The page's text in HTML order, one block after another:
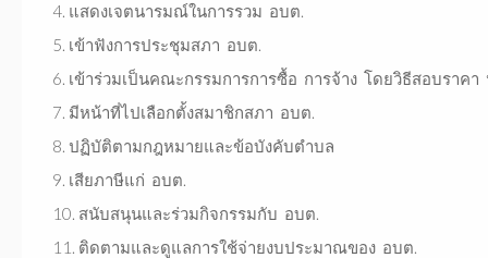
4. แสดงเจตนารมณ์ในการรวม อบต.
5. เข้าฟังการประชุมสภา อบต.
6. เข้าร่วมเป็นคณะกรรมการการซื้อ การจ้าง โดยวิธีสอบรา
7. มีหน้าที่ไปเลือกตั้งสมาชิกสภา อบต.
8. ปฏิบัติตามกฎหมายและข้อบังคับตำบล
9. เสียภาษีแก่ อบต.
10. สนับสนุนและร่วมกิจกรรมกับ อบต.
11. ติดตามและดูแลการใช้จ่ายงบประมาณของ อบต.